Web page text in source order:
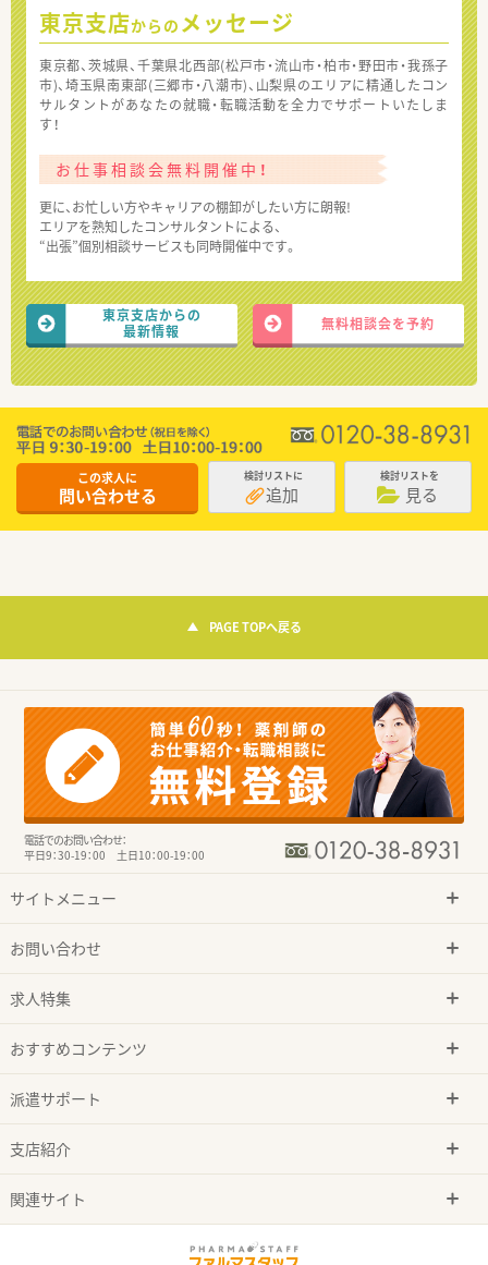
東京支店からの メッセージ
東京都、茨城県、千葉県北西部(松戸市・流山市・柏市・野田市・我孫子
市)、埼玉県南東部(三郷市・八潮市)、山梨県のエリアに精通したコン
サルタントがあなたの就職・転職活動を全力でサポートいたしま
す！
お仕事相談会無料開催中！
更に、お忙しい方やキャリアの棚卸がしたい方に朗報!
エリアを熟知したコンサルタントによる、
“出張”個別相談サービスも同時開催中です。
東京支店からの
最新情報
無料相談会を予約
この求人に
問い合わせる
検討リストに
追加
検討リストを
見る
PAGE TOPへ戻る
電話でのお問い合わせ：
平日9：30-19：00 土日10：00-19：00
サイトメニュー
お問い合わせ
求人特集
おすすめコンテンツ
派遣サポート
支店紹介
関連サイト